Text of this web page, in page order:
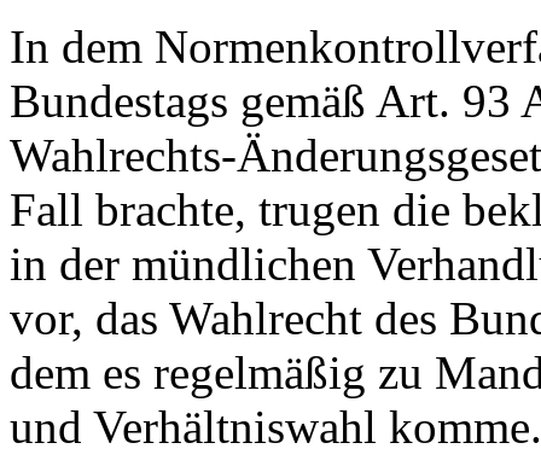
In dem
Bundestags gemäß Art.
Wahlrechts-
Fall brachte, trugen die
in der mündlichen
vor, das Wahlrecht des
dem es regelmäßig zu
und Verhältniswahl komme.